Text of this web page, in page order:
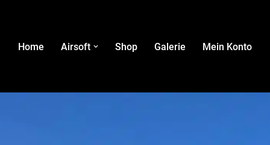
Home Airsoft Shop Galerie Mein Konto